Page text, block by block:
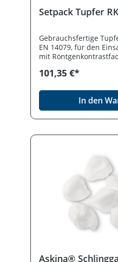
Setpack Tupfer
Gebrauchsfertige
EN 14079, für den
mit
steril.
101,35 €*
In den
Askina®